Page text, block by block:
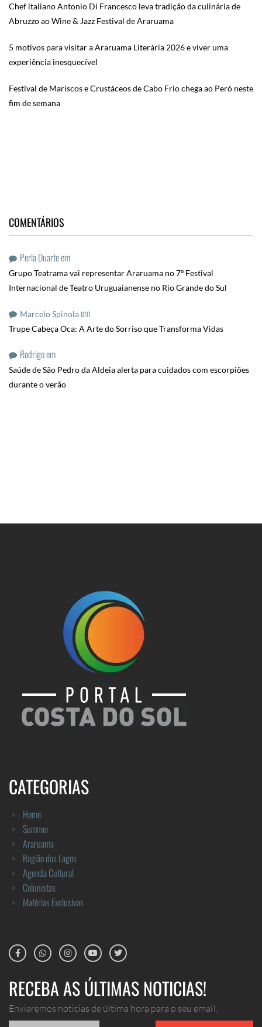
Chef italiano Antonio Di Francesco leva tradição da culinária de
Abruzzo ao Wine & Jazz Festival de Araruama
5 motivos para visitar a Araruama Literária 2026 e viver uma
experiência inesquecível
Festival de Mariscos e Crustáceos de Cabo Frio chega ao Peró neste
fim de semana
COMENTÁRIOS
Perla Duarteem
Grupo Teatrama vai representar Araruama no 7º Festival
Internacional de Teatro Uruguaianense no Rio Grande do Sul
Marcelo Spinolaem
Trupe Cabeça Oca: A Arte do Sorriso que Transforma Vidas
Rodrigoem
Saúde de São Pedro da Aldeia alerta para cuidados com escorpiões
durante o verão
CATEGORIAS
Home
Summer
Araruama
Região dos Lagos
Agenda Cultural
Colunistas
Matérias Exclusivas
RECEBA AS ÚLTIMAS NOTICIAS!
Enviaremos noticias de última hora para o seu email.